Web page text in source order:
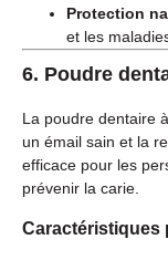
Protection
et les
6. Poudre
La poudre dentaire
un émail sain et la
efficace pour les
prévenir la carie.
Caractéristiques